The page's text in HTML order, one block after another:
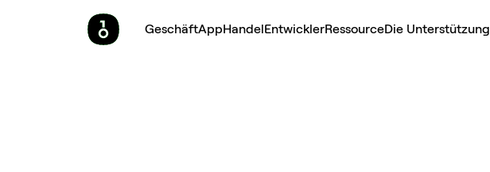
GeschäftAppHandelEntwicklerRessourceDie Unterstützung